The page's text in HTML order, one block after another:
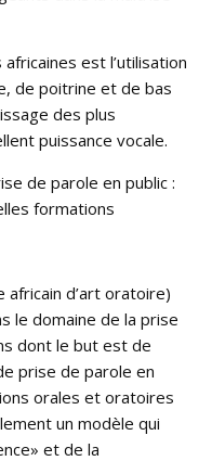
est l’utilisation
de poitrine et de bas
des plus
puissance vocale.
de parole en public :
formations
d’art oratoire)
le domaine de la prise
dont le but est de
prise de parole en
orales et oratoires
un modèle qui
et de la